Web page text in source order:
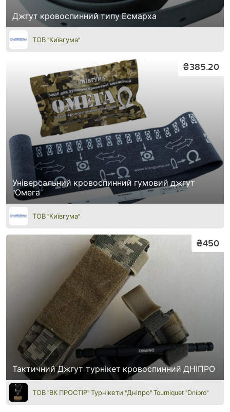
Джгут кровоспинний типу Есмарха
ТОВ "Київгума"
Універсальний кровоспинний гумовий джгут
"Омега
₴385.20
ТОВ "Київгума"
Тактичний Джгут-турнікет кровоспинний ДНІПРО
₴450
ТОВ "ВК ПРОСТІР" Турнікети "Дніпро" Tourniquet "Dnipro"